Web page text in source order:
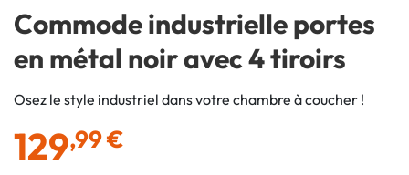
Commode industrielle portes
en métal noir avec 4 tiroirs
Osez le style industriel dans votre chambre à coucher !
129,99 €